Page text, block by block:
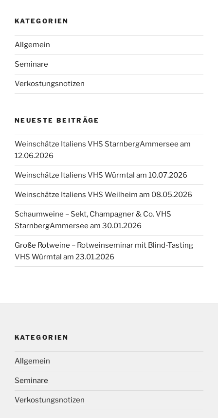
KATEGORIEN
Allgemein
Seminare
Verkostungsnotizen
NEUESTE BEITRÄGE
Weinschätze Italiens VHS StarnbergAmmersee am
12.06.2026
Weinschätze Italiens VHS Würmtal am 10.07.2026
Weinschätze Italiens VHS Weilheim am 08.05.2026
Schaumweine – Sekt, Champagner & Co. VHS
StarnbergAmmersee am 30.01.2026
Große Rotweine – Rotweinseminar mit Blind-Tasting
VHS Würmtal am 23.01.2026
KATEGORIEN
Allgemein
Seminare
Verkostungsnotizen